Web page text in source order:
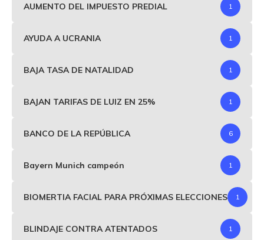
AUMENTO DEL IMPUESTO PREDIAL 1
AYUDA A UCRANIA 1
BAJA TASA DE NATALIDAD 1
BAJAN TARIFAS DE LUIZ EN 25% 1
BANCO DE LA REPÚBLICA 6
Bayern Munich campeón 1
BIOMERTIA FACIAL PARA PRÓXIMAS ELECCIONES 1
BLINDAJE CONTRA ATENTADOS 1